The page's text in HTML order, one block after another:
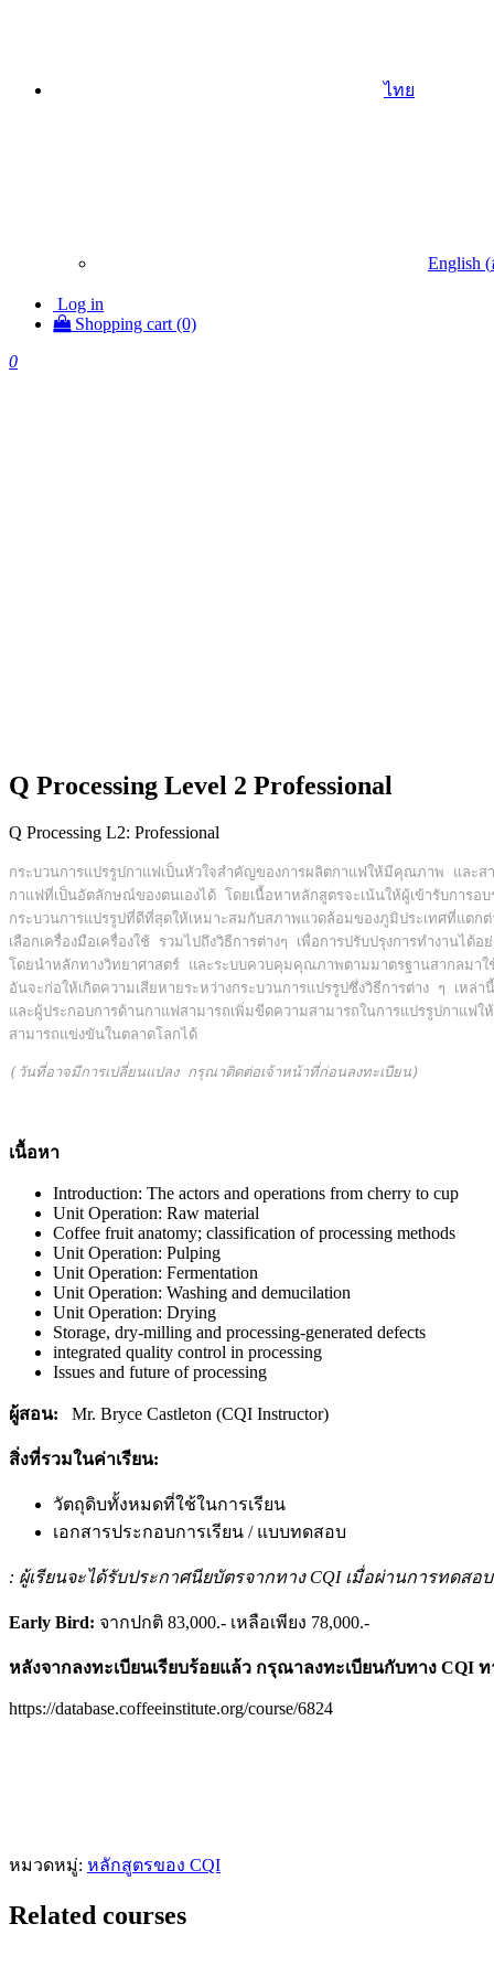
ไทย
English (
Log in
Shopping cart (0)
0
Q Processing Level 2 Professional
Q Processing L2: Professional
กระบวนการแปรรูปกาแฟเป็นหัวใจสำคัญของการผลิตกาแฟให้มีคุณภาพ และส
กาแฟที่เป็นอัตลักษณ์ของตนเองได้ โดยเนื้อหาหลักสูตรจะเน้นให้ผู้เข้ารับการอ
กระบวนการแปรรูปที่ดีที่สุดให้เหมาะสมกับสภาพแวดล้อมของภูมิประเทศที่แตกต่
เลือก
โดยนำหลักทางวิทยาศาสตร์ และระบบควบคุมคุณภาพตามมาตรฐานสากลมาใ
อันจะก่อให้เกิดความเสียหายระหว่างกระบวนการแปรรูปซึ่งวิธีการต่าง ๆ เหล่า
และผู้ประกอบการด้านกาแฟสามารถเพิ่มขีดความสามารถในการแปรรูปกาแฟ
สามารถแข่งขันในตลาดโลกได้
(วันที่อาจมีการเปลี่ยนแปลง กรุณาติดต่อเจ้าหน้าที่ก่อนลงทะเบียน)
เนื้อหา
Introduction: The actors and operations from cherry to cup
Unit Operation: Raw material
Coffee fruit anatomy; classification of processing methods
Unit Operation: Pulping
Unit Operation: Fermentation
Unit Operation: Washing and demucilation
Unit Operation: Drying
Storage, dry-milling and processing-generated defects
integrated quality control in processing
Issues and future of processing
ผู้สอน: Mr. Bryce Castleton (CQI Instructor)
สิ่งที่รวมในค่าเรียน:
วัตถุดิบทั้งหมดที่ใช้ในการเรียน
เอกสารประกอบการเรียน / แบบทดสอบ
: ผู้เรียนจะได้รับประกาศนียบัตรจากทาง CQI เมื่อผ่านการทดสอบ
Early Bird: จากปกติ 83,000.- เหลือเพียง 78,000.-
หลังจากลงทะเบียนเรียบร้อยแล้ว กรุณาลงทะเบียนกับทาง CQI ท
https://database.coffeeinstitute.org/course/6824
หมวดหมู่: หลักสูตรของ CQI
Related courses